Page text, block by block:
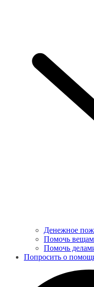
Денежное
Помочь
Помочь
Попросить о